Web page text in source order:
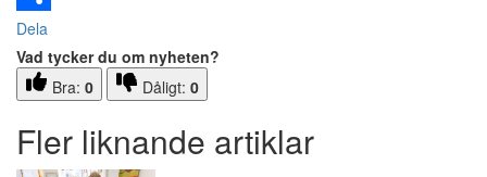
Dela
Vad tycker du om nyheten?
Bra: 0 Dåligt: 0
Fler liknande artiklar